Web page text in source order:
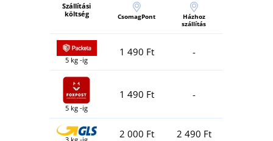
Szállítási
költség
CsomagPont
Házhoz
szállítás
5 kg -ig
1 490 Ft -
5 kg -ig
1 490 Ft -
2 000 Ft 2 490 Ft